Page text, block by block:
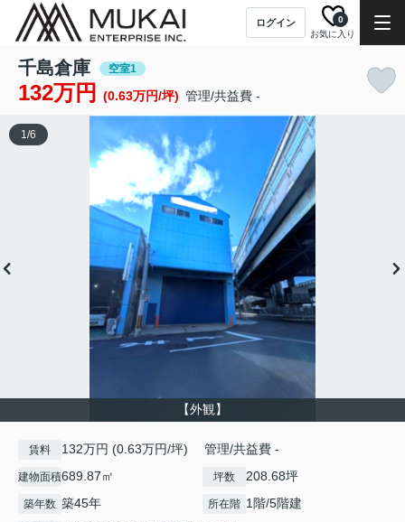
ログイン
お気に入り
0
千島倉庫 空室1
132万円 (0.63万円/坪) 管理/共益費 -
【外観】
1/6
賃料 132万円 (0.63万円/坪) 管理/共益費 -
建物面積689.87㎡ 坪数 208.68坪
築年数 築45年 所在階 1階/5階建